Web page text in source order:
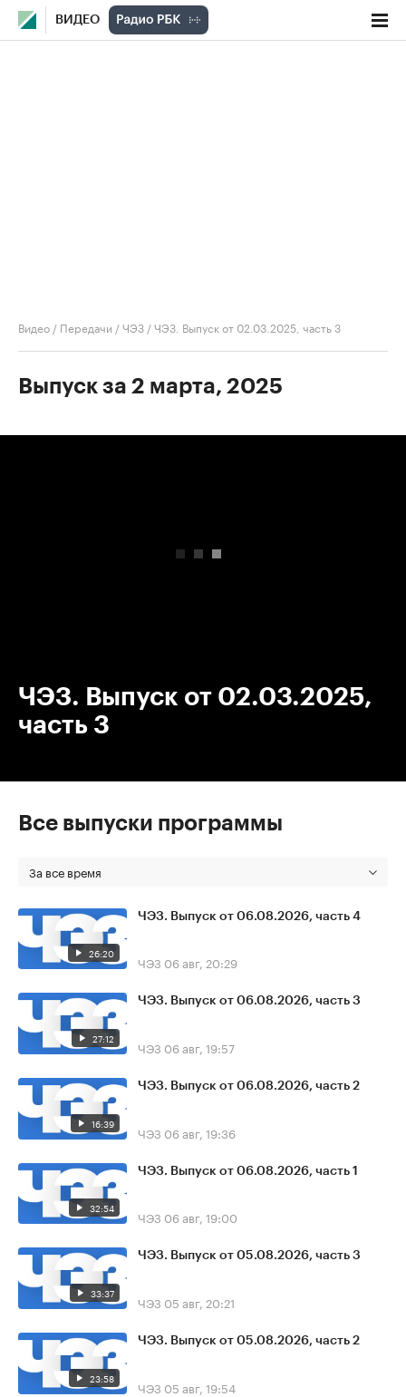
ВИДЕО
Видео / Передачи /ЧЭЗ /ЧЭЗ. Выпуск от 02.03.2025, часть 3
Выпуск за 2 марта, 2025
ЧЭЗ. Выпуск от 02.03.2025,
часть 3
Все выпуски программы
За все время
26:20
ЧЭЗ. Выпуск от 06.08.2026, часть 4
ЧЭЗ 06 авг, 20:29
27:12
ЧЭЗ. Выпуск от 06.08.2026, часть 3
ЧЭЗ 06 авг, 19:57
16:39
ЧЭЗ. Выпуск от 06.08.2026, часть 2
ЧЭЗ 06 авг, 19:36
32:54
ЧЭЗ. Выпуск от 06.08.2026, часть 1
ЧЭЗ 06 авг, 19:00
33:37
ЧЭЗ. Выпуск от 05.08.2026, часть 3
ЧЭЗ 05 авг, 20:21
23:58
ЧЭЗ. Выпуск от 05.08.2026, часть 2
ЧЭЗ 05 авг, 19:54